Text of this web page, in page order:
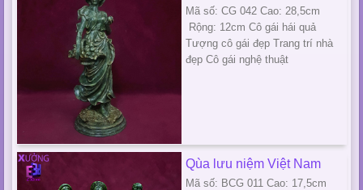
Mã số: CG 042 Cao: 28,5cm
Rộng: 12cm Cô gái hái quả
Tượng cô gái đẹp Trang trí nhà
đẹp Cô gái nghệ thuật
Qùa lưu niệm Việt Nam
Mã số: BCG 011 Cao: 17,5cm